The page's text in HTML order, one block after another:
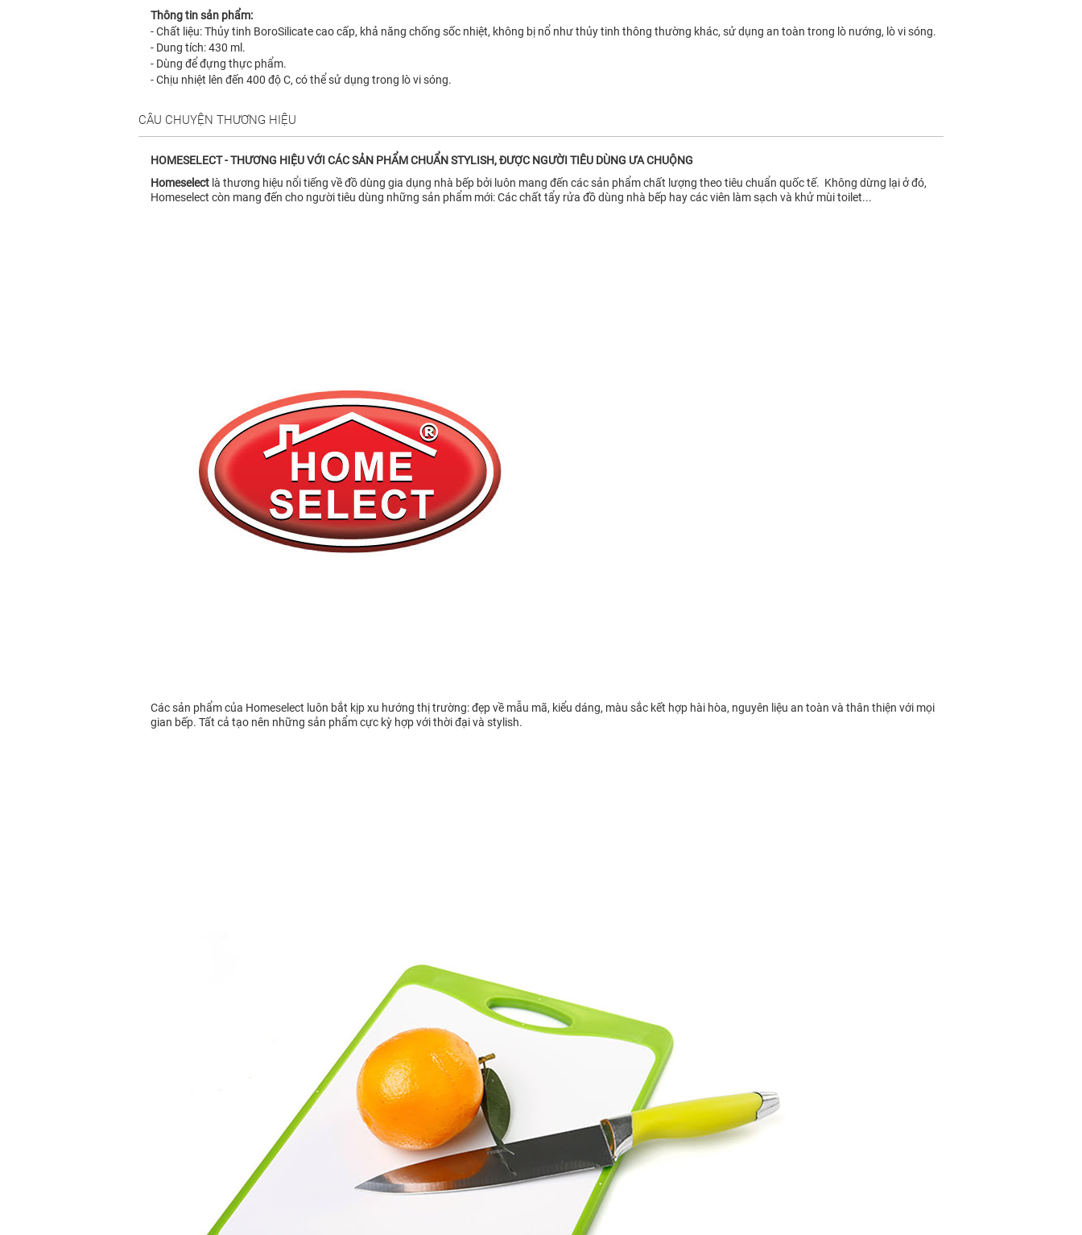
Thông tin sản phẩm:
- Chất liệu: Thủy tinh BoroSilicate cao cấp, khả năng chống sốc nhiệt, không bị nổ như thủy tinh thông thường khác, sử dụng an toàn trong lò nướng, lò vi sóng.
- Dung tích: 430 ml.
- Dùng để đựng thực phẩm.
- Chịu nhiệt lên đến 400 độ C, có thể sử dụng trong lò vi sóng.
CÂU CHUYỆN THƯƠNG HIỆU
HOMESELECT - THƯƠNG HIỆU VỚI CÁC SẢN PHẨM CHUẨN STYLISH, ĐƯỢC NGƯỜI TIÊU DÙNG ƯA CHUỘNG
Homeselect là thương hiệu nổi tiếng về đồ dùng gia dụng nhà bếp bởi luôn mang đến các sản phẩm chất lượng theo tiêu chuẩn quốc tế. Không dừng lại ở đó,
Homeselect còn mang đến cho người tiêu dùng những sản phẩm mới: Các chất tẩy rửa đồ dùng nhà bếp hay các viên làm sạch và khử mùi toilet...
Các sản phẩm của Homeselect luôn bắt kịp xu hướng thị trường: đẹp về mẫu mã, kiểu dáng, màu sắc kết hợp hài hòa, nguyên liệu an toàn và thân thiện với mọi
gian bếp. Tất cả tạo nên những sản phẩm cực kỳ hợp với thời đại và stylish.